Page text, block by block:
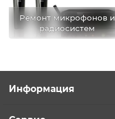
Ремонт микрофонов и
радиосистем
Информация